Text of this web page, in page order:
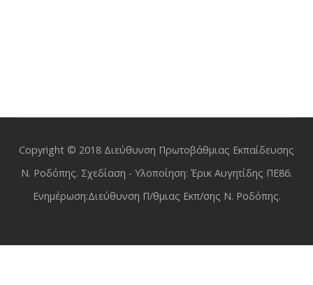
Copyright © 2018 Διεύθυνση Πρωτοβάθμιας Εκπαίδευσης
Ν. Ροδόπης. Σχεδίαση - Υλοποίηση: Έρικ Αυγητίδης ΠΕ86.
Ενημέρωση:Διεύθυνση Π/θμιας Εκπ/σης Ν. Ροδόπης.